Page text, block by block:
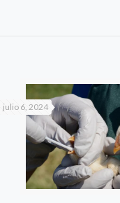
julio 6, 2024